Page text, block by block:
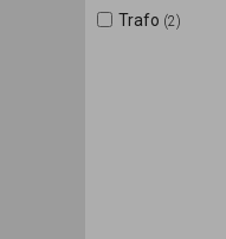
Trafo (2)